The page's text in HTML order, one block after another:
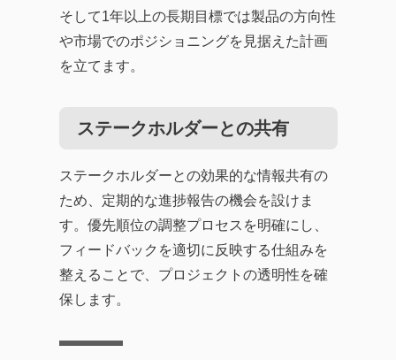
そして1年以上の長期目標では製品の方向性
や市場でのポジショニングを見据えた計画
を立てます。
ステークホルダーとの共有
ステークホルダーとの効果的な情報共有の
ため、定期的な進捗報告の機会を設けま
す。優先順位の調整プロセスを明確にし、
フィードバックを適切に反映する仕組みを
整えることで、プロジェクトの透明性を確
保します。